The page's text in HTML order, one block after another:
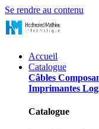
Se rendre au contenu
Accueil
Catalogue
Câbles
Imprimantes
Catalogue